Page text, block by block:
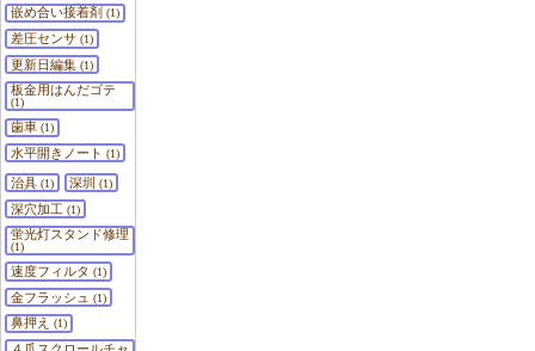
嵌め合い接着剤 (1)
差圧センサ(1)
更新日編集(1)
板金用はんだゴテ
(1)
歯車(1)
水平開きノート (1)
治具(1) 深圳 (1)
深穴加工 (1)
蛍光灯スタンド修理
(1)
速度フィルタ (1)
金フラッシュ (1)
鼻押え (1)